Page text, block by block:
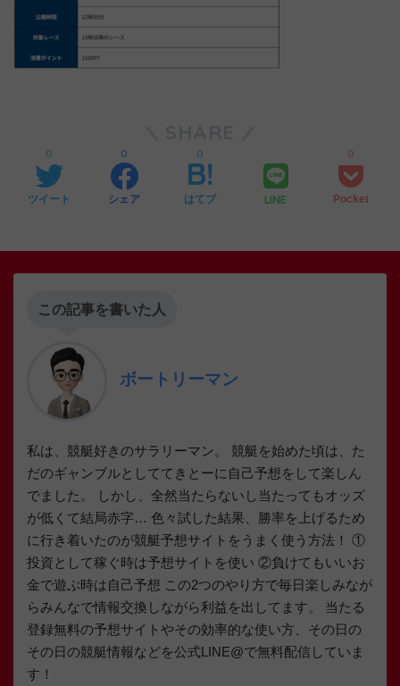
ツイート
0
シェア
0
はてブ
0
LINE Pocket
0
この記事を書いた人
ボートリーマン
私は、競艇好きのサラリーマン。 競艇を始めた頃は、た
だのギャンブルとしててきとーに自己予想をして楽しん
でました。 しかし、全然当たらないし当たってもオッズ
が低くて結局赤字… 色々試した結果、勝率を上げるため
に行き着いたのが競艇予想サイトをうまく使う方法！ ①
投資として稼ぐ時は予想サイトを使い ②負けてもいいお
金で遊ぶ時は自己予想 この2つのやり方で毎日楽しみなが
らみんなで情報交換しながら利益を出してます。 当たる
登録無料の予想サイトやその効率的な使い方、その日の
その日の競艇情報などを公式LINE@で無料配信していま
す！